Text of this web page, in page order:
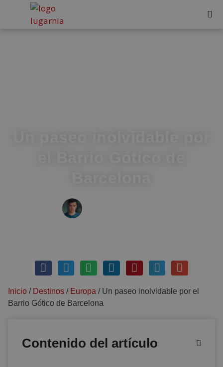
Inicio / Destinos / Europa / Un paseo inolvidable por el
Barrio Gótico de Barcelona
Contenido del artículo